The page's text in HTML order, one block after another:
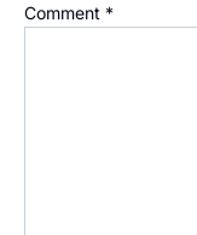
Comment *